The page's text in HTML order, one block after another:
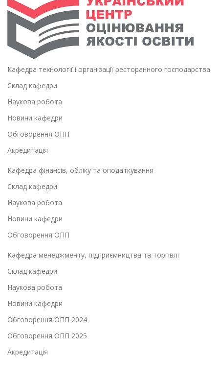
Кафедра технології і організації ресторанного господарства
Склад кафедри
Наукова робота
Новини кафедри
Обговорення ОПП
Акредитація
Кафедра фінансів, обліку та оподаткування
Склад кафедри
Наукова робота
Новини кафедри
Обговорення ОПП
Кафедра менеджменту, підприємництва та торгівлі
Склад кафедри
Наукова робота
Новини кафедри
Обговорення ОПП 2024
Обговорення ОПП 2025
Акредитація